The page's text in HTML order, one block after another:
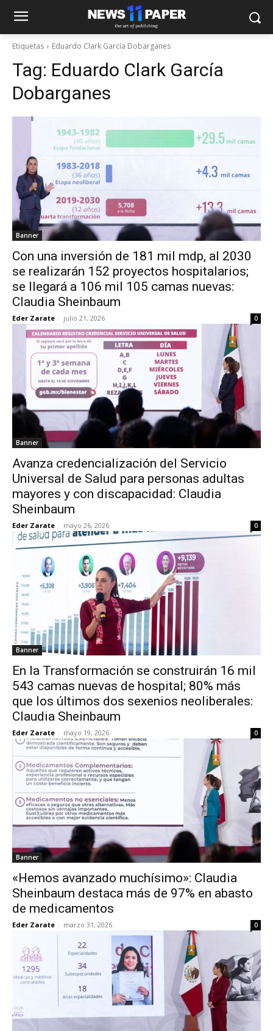
Etiquetas Eduardo Clark García Dobarganes
Tag: Eduardo Clark García
Dobarganes
Banner
Con una inversión de 181 mil mdp, al 2030
se realizarán 152 proyectos hospitalarios;
se llegará a 106 mil 105 camas nuevas:
Claudia Sheinbaum
Eder Zarate - julio 21, 2026 0
Banner
Avanza credencialización del Servicio
Universal de Salud para personas adultas
mayores y con discapacidad: Claudia
Sheinbaum
Eder Zarate - mayo 26, 2026 0
Banner
En la Transformación se construirán 16 mil
543 camas nuevas de hospital; 80% más
que los últimos dos sexenios neoliberales:
Claudia Sheinbaum
Eder Zarate - mayo 19, 2026 0
Banner
«Hemos avanzado muchísimo»: Claudia
Sheinbaum destaca más de 97% en abasto
de medicamentos
Eder Zarate - marzo 31, 2026 0